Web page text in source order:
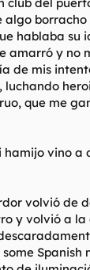
borracho
hablaba su
amarró y no
de mis
luchando
que me
vino a
volvió de
y volvió a la
Spanish